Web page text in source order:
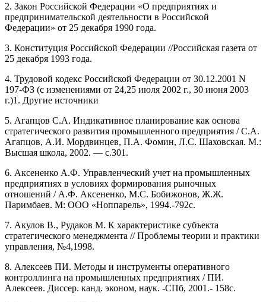
2. Закон Российской Федерации «О предприятиях и
предпринимательской деятельности в Российской
Федерации» от 25 декабря 1990 года.
3. Конституция Российской Федерации //Российская газета от
25 декабря 1993 года.
4. Трудовой кодекс Российской Федерации от 30.12.2001 N
197-ФЗ (с изменениями от 24,25 июля 2002 г., 30 июня 2003
г.)1. Другие источники
5. Агапцов С.А. Индикативное планирование как основа
стратегического развития промышленного предприятия / С.А.
Агапцов, А.И. Мордвинцев, П.А. Фомин, Л.С. Шаховская. М.:
Высшая школа, 2002. — с.301.
6. Аксененко А.Ф. Управленческий учет на промышленных
предприятиях в условиях формирования рыночных
отношений / А.Ф. Аксененко, М.С. Бобижонов, Ж.Ж.
Паримбаев. М: ООО «Ноппарель», 1994.-792с.
7. Акулов В., Рудаков М. К характеристике субъекта
стратегического менеджмента // Проблемы теории и практики
управления, №4,1998.
8. Алексеев ПИ. Методы и инструменты оперативного
контроллинга на промышленных предприятиях / ПИ.
Алексеев. Диссер. канд. эконом, наук. -СПб, 2001.- 158с.